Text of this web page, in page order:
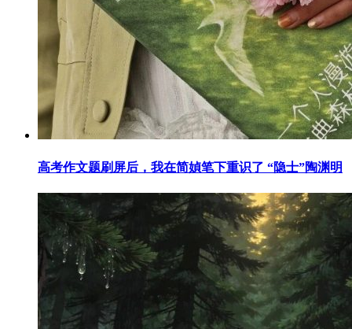
高考作文题刷屏后，我在简媜笔下重识了 “隐士”陶渊明